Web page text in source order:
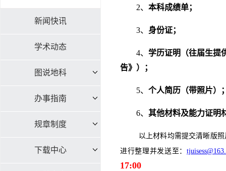
新闻快讯
学术动态
图说地科
办事指南
规章制度
下载中心
2、 本科成绩单；
3、 身份证；
4、 学历证明（往届生提
告》）；
5、 个人简历（带照片）
6、 其他材料及能力证明
以上材料均需提交清晰版
进行整理并发送至：
17:00